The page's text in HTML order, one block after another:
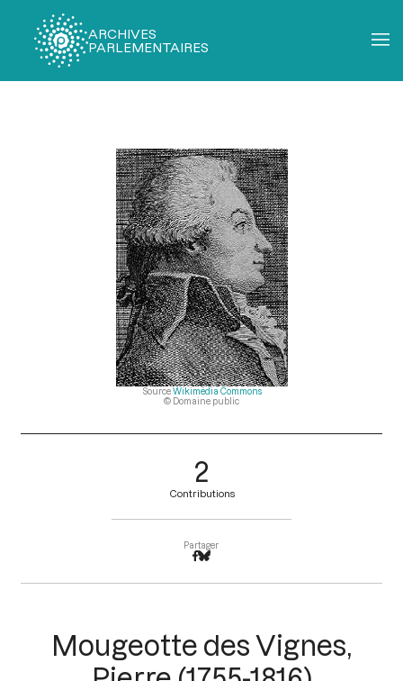
ARCHIVES
PARLEMENTAIRES
Source Wikimédia Commons
© Domaine public
2
Contributions
Partager
Mougeotte des Vignes,